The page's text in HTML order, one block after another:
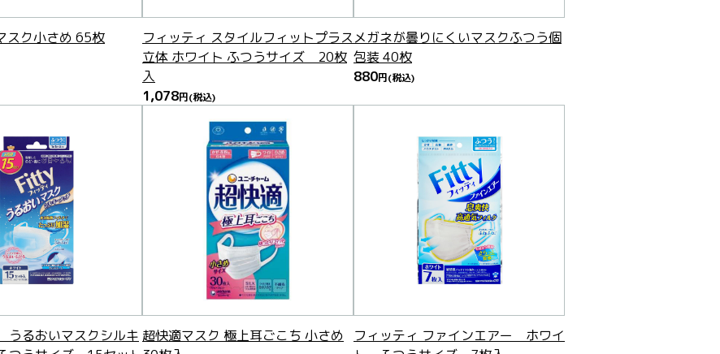
スク小さめ 65枚
フィッティ スタイルフィットプラス
立体 ホワイト ふつうサイズ 20枚
入
1,078円(税込)
メガネが曇りにくいマスクふつう個
包装 40枚
880円(税込)
るおいマスクシルキ 超快適マスク 極上耳ごこち 小さめ
フィッティ ファインエアー ホワイ